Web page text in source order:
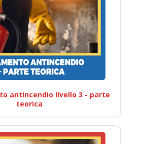
antincendio livello 3 - parte
teorica